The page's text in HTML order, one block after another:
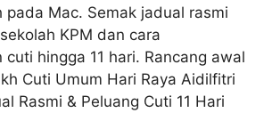
pada Mac. Semak jadual rasmi
KPM dan cara
cuti hingga 11 hari. Rancang awal
Cuti Umum Hari Raya Aidilfitri
Rasmi & Peluang Cuti 11 Hari